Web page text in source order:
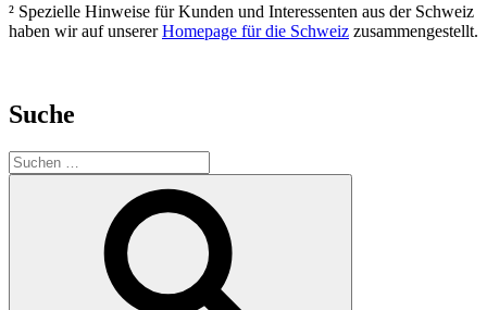
² Spezielle Hinweise für Kunden und Interessenten aus der Schweiz
haben wir auf unsererHomepage für die Schweiz zusammengestellt.
Suche
Suchen
nach: